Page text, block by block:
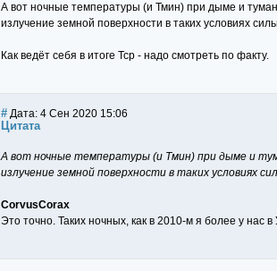
А вот ночные температуры (и Тмин) при дыме и
излучение земной поверхности в таких условиях
Как ведёт себя в итоге Тср - надо смотреть по факту.
# Дата: 4 Сен 2020 15:06
Цитата
А вот ночные температуры (и Тмин) при дыме и
излучение земной поверхности в таких условиях
CorvusCorax
Это точно. Таких ночных, как в 2010-м я более у нас